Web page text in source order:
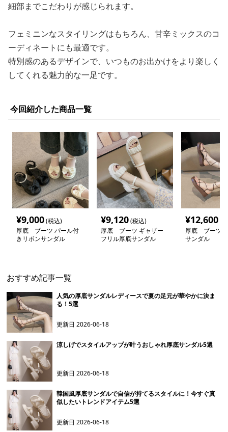
細部までこだわりが感じられます。
フェミニンなスタイリングはもちろん、甘辛ミックスのコ
ーディネートにも最適です。
特別感のあるデザインで、いつものお出かけをより楽しく
してくれる魅力的な一足です。
今回紹介した商品一覧
¥9,000(税込)
厚底 ブーツ パール付
きリボンサンダル
¥9,120(税込)
厚底 ブーツ ギャザー
フリル厚底サンダル
¥12,600
厚底 ブーツ
サンダル
おすすめ記事一覧
人気の厚底サンダルレディースで夏の足元が華やかに決ま
る！5選
更新日2026-06-18
涼しげでスタイルアップが叶うおしゃれ厚底サンダル5選
更新日2026-06-18
韓国風厚底サンダルで自信が持てるスタイルに！今すぐ真
似したいトレンドアイテム5選
更新日2026-06-18